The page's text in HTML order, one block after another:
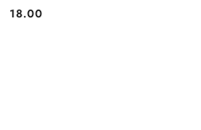
Cena:
18.00